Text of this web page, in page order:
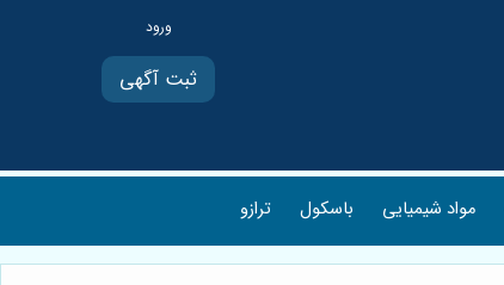
ثبت آگهی
مواد شیمیایی باسکول ترازو